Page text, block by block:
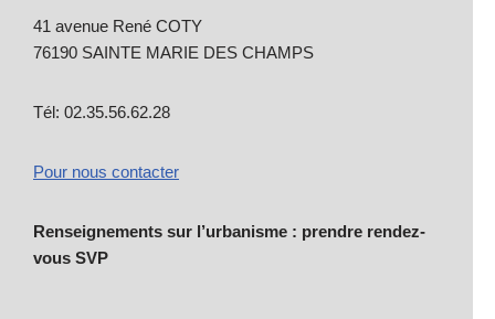
41 avenue René COTY
76190 SAINTE MARIE DES CHAMPS
Tél: 02.35.56.62.28
Pour nous contacter
Renseignements sur l’urbanisme : prendre rendez-
vous SVP